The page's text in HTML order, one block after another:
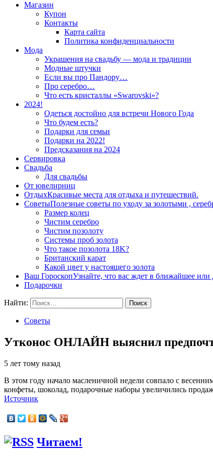
Магазин
Купон
Контакты
Карта сайта
Политика конфиденциальности
Мода
Украшения на свадьбу — мода и традиции
Модные штучки
Если вы про Пандору…
Про серебро…
Что есть кристаллы «Swarovski»?
2024!
Одеться достойно для встречи Нового Года
Что будем есть?
Подарки для семьи
Подарки на 2022!
Предсказания на 2024
Сервировка
Свадьба
Для свадьбы
От ювелирниц
ОтдыхКрасивые места для отдыха и путешествий.
СоветыПолезные советы по уходу за золотыми ,
Размер колец
Чистим серебро
Чистим позолоту
Системы проб золота
Что такое позолота 18K?
Британский карат
Какой цвет у настоящего золота
Ваш ГороскопУзнайте, что вас ждет в ближайшее
Подарочки
Найти:
Советы
Утконос ОНЛАЙН выяснил
5 лет тому назад
В этом году начало масленичной недели совпало с
конфеты, шоколад, подарочные наборы увеличились
Источник
Читаем!